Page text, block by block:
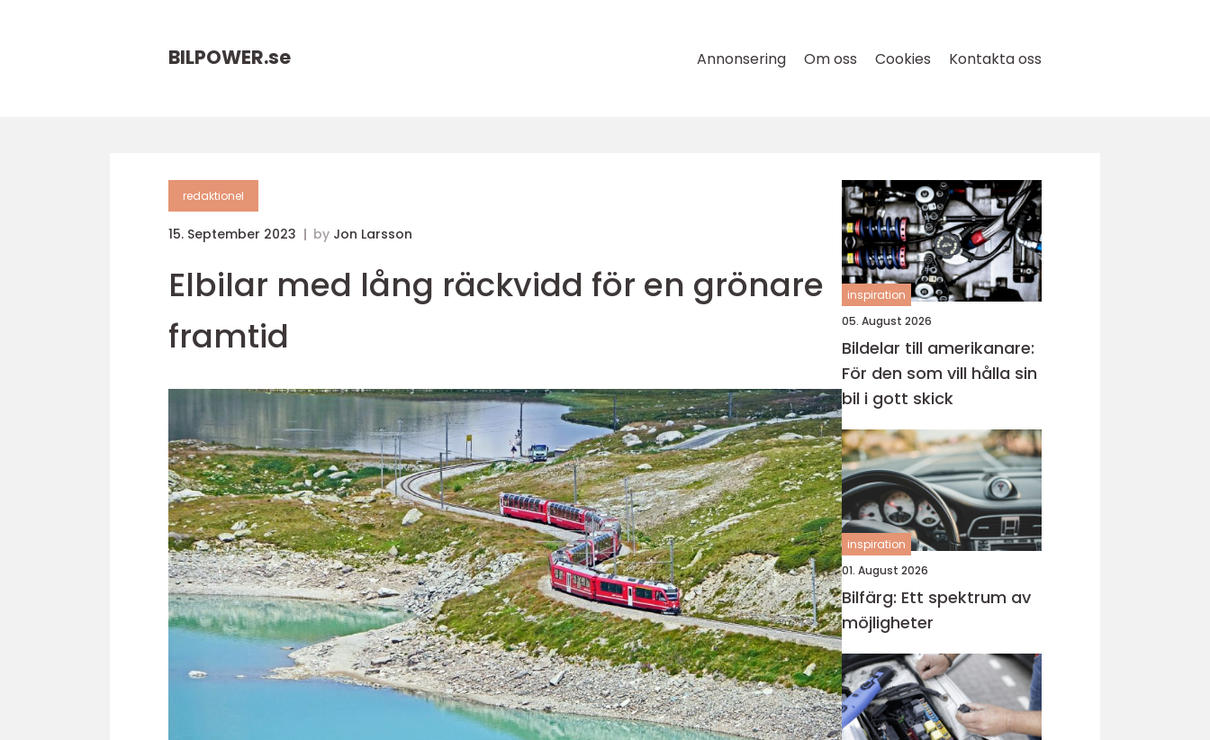
BILPOWER.se Annonsering Om oss Cookies Kontakta oss
redaktionel
15. September 2023 by Jon Larsson
Elbilar med lång räckvidd för en grönare
framtid
inspiration
05. August 2026
Bildelar till amerikanare:
För den som vill hålla sin
bil i gott skick
inspiration
01. August 2026
Bilfärg: Ett spektrum av
möjligheter